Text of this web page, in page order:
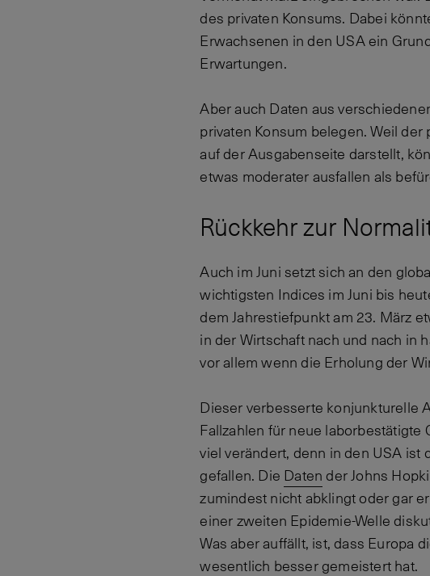
des privaten Konsums. Dabei
Erwachsenen in den USA ein
Erwartungen.
Aber auch Daten aus
privaten Konsum belegen. Weil
auf der Ausgabenseite darstellt,
etwas moderater ausfallen als
Rückkehr zur
Auch im Juni setzt sich an den
wichtigsten Indices im Juni bis
dem Jahrestiefpunkt am 23. März
in der Wirtschaft nach und nach in
vor allem wenn die Erholung der
Dieser verbesserte konjunkturelle
Fallzahlen für neue laborbestätigte
viel verändert, denn in den USA ist
gefallen. Die Daten der Johns
zumindest nicht abklingt oder gar
einer zweiten Epidemie-Welle
Was aber auffällt, ist, dass Europa
wesentlich besser gemeistert hat.